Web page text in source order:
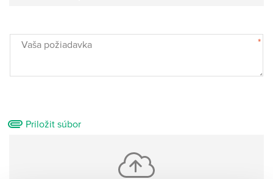
Vaša požiadavka *
Priložit súbor